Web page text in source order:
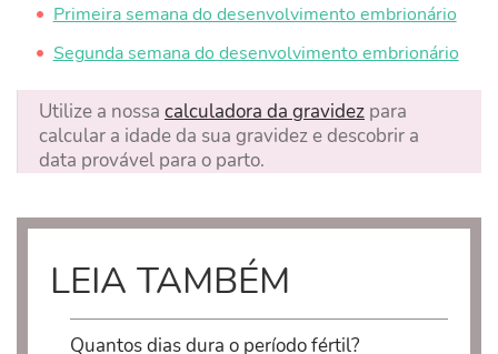
Primeira semana do desenvolvimento embrionário
Segunda semana do desenvolvimento embrionário
Utilize a nossa calculadora da gravidez para
calcular a idade da sua gravidez e descobrir a
data provável para o parto.
LEIA TAMBÉM
Quantos dias dura o período fértil?